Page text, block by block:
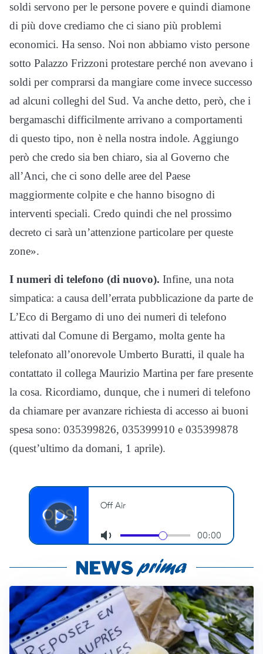
soldi servono per le persone povere e quindi diamone
di più dove crediamo che ci siano più problemi
economici. Ha senso. Noi non abbiamo visto persone
sotto Palazzo Frizzoni protestare perché non avevano i
soldi per comprarsi da mangiare come invece successo
ad alcuni colleghi del Sud. Va anche detto, però, che i
bergamaschi difficilmente arrivano a comportamenti
di questo tipo, non è nella nostra indole. Aggiungo
però che credo sia ben chiaro, sia al Governo che
all’Anci, che ci sono delle aree del Paese
maggiormente colpite e che hanno bisogno di
interventi speciali. Credo quindi che nel prossimo
decreto ci sarà un’attenzione particolare per queste
zone».
I numeri di telefono (di nuovo). Infine, una nota
simpatica: a causa dell’errata pubblicazione da parte de
L’Eco di Bergamo di uno dei numeri di telefono
attivati dal Comune di Bergamo, molta gente ha
telefonato all’onorevole Umberto Buratti, il quale ha
contattato il collega Maurizio Martina per fare presente
la cosa. Ricordiamo, dunque, che i numeri di telefono
da chiamare per avanzare richiesta di accesso ai buoni
spesa sono: 035399826, 035399910 e 035399878
(quest’ultimo da domani, 1 aprile).